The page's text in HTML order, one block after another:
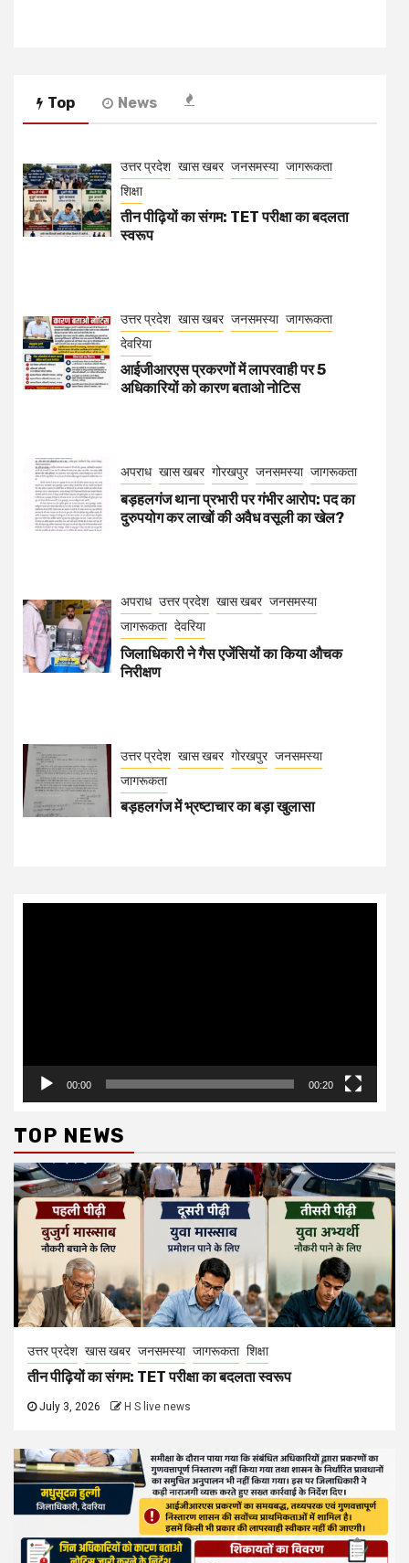
Top News
उत्तर प्रदेश खास खबर जनसमस्या जागरूकता
शिक्षा
तीन पीढ़ियों का संगम: TET परीक्षा का बदलता
स्वरूप
उत्तर प्रदेश खास खबर जनसमस्या जागरूकता
देवरिया
आईजीआरएस प्रकरणों में लापरवाही पर 5
अधिकारियों को कारण बताओ नोटिस
अपराध खास खबर गोरखपुर जनसमस्या जागरूकता
बड़हलगंज थाना प्रभारी पर गंभीर आरोप: पद का
दुरुपयोग कर लाखों की अवैध वसूली का खेल?
अपराध उत्तर प्रदेश खास खबर जनसमस्या
जागरूकता देवरिया
जिलाधिकारी ने गैस एजेंसियों का किया औचक
निरीक्षण
उत्तर प्रदेश खास खबर गोरखपुर जनसमस्या
जागरूकता
बड़हलगंज में भ्रष्टाचार का बड़ा खुलासा
00:00 00:20
TOP NEWS
उत्तर प्रदेश खास खबर जनसमस्या जागरूकता शिक्षा
तीन पीढ़ियों का संगम: TET परीक्षा का बदलता स्वरूप
July 3, 2026 H S live news